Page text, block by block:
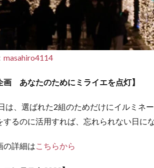
masahiro4114
画 あなたのためにミライエを点灯】
は、選ばれた2組のためだけにイルミネ
するのに活用すれば、忘れられない日にな
の詳細はこちらから